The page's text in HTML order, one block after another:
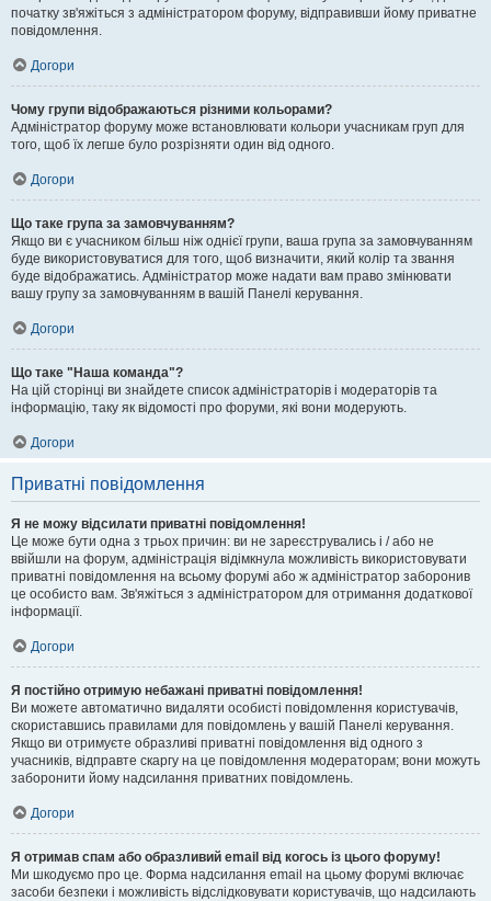
початку зв'яжіться з адміністратором форуму, відправивши йому приватне
повідомлення.
Догори
Чому групи відображаються різними кольорами?
Адміністратор форуму може встановлювати кольори учасникам груп для
того, щоб їх легше було розрізняти один від одного.
Догори
Що таке група за замовчуванням?
Якщо ви є учасником більш ніж однієї групи, ваша група за замовчуванням
буде використовуватися для того, щоб визначити, який колір та звання
буде відображатись. Адміністратор може надати вам право змінювати
вашу групу за замовчуванням в вашій Панелі керування.
Догори
Що таке "Наша команда"?
На цій сторінці ви знайдете список адміністраторів і модераторів та
інформацію, таку як відомості про форуми, які вони модерують.
Догори
Приватні повідомлення
Я не можу відсилати приватні повідомлення!
Це може бути одна з трьох причин: ви не зареєструвались і / або не
ввійшли на форум, адміністрація відімкнула можливість використовувати
приватні повідомлення на всьому форумі або ж адміністратор заборонив
це особисто вам. Зв'яжіться з адміністратором для отримання додаткової
інформації.
Догори
Я постійно отримую небажані приватні повідомлення!
Ви можете автоматично видаляти особисті повідомлення користувачів,
скориставшись правилами для повідомлень у вашій Панелі керування.
Якщо ви отримуєте образливі приватні повідомлення від одного з
учасників, відправте скаргу на це повідомлення модераторам; вони можуть
заборонити йому надсилання приватних повідомлень.
Догори
Я отримав спам або образливий email від когось із цього форуму!
Ми шкодуємо про це. Форма надсилання email на цьому форумі включає
засоби безпеки і можливість відслідковувати користувачів, що надсилають